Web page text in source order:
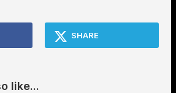
SHARE
like...